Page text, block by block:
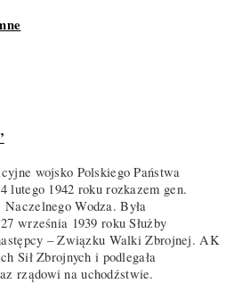
wojsko Polskiego Państwa
lutego 1942 roku rozkazem gen.
Naczelnego Wodza. Była
września 1939 roku Służby
– Związku Walki Zbrojnej. AK
Sił Zbrojnych i podlegała
rządowi na uchodźstwie.